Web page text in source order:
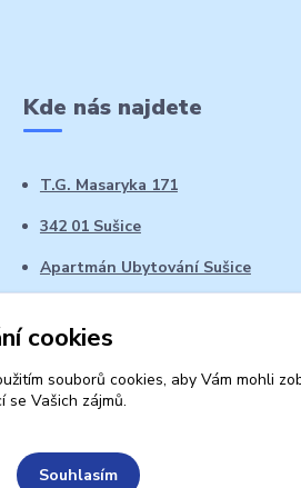
Kde nás najdete
T.G. Masaryka 171
342 01 Sušice
Apartmán Ubytování Sušice
cookies
souborů cookies, aby Vám mohli
se Vašich zájmů.
Souhlasím